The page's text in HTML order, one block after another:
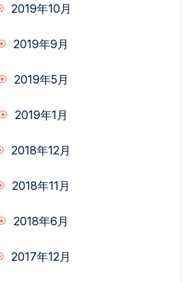
2019年10月
2019年9月
2019年5月
2019年1月
2018年12月
2018年11月
2018年6月
2017年12月